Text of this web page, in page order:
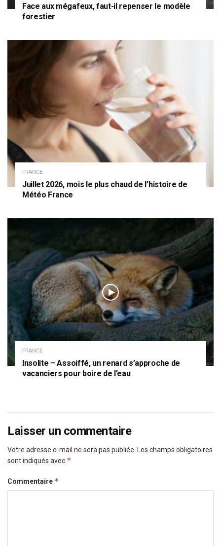
Face aux mégafeux, faut-il repenser le modèle
forestier
FRANCE
Juillet 2026, mois le plus chaud de l’histoire de
Météo France
FRANCE
Insolite – Assoiffé, un renard s’approche de
vacanciers pour boire de l’eau
Laisser un commentaire
Votre adresse e-mail ne sera pas publiée. Les champs obligatoires
sont indiqués avec *
Commentaire *